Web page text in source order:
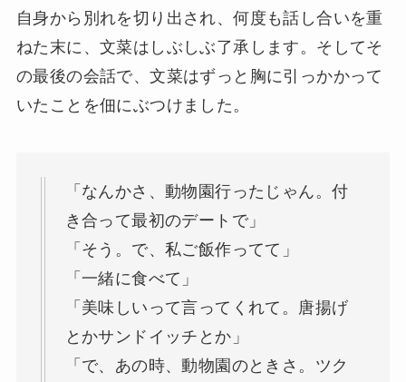
自身から別れを切り出され、何度も話し合いを重
ねた末に、文菜はしぶしぶ了承します。そしてそ
の最後の会話で、文菜はずっと胸に引っかかって
いたことを佃にぶつけました。
「なんかさ、動物園行ったじゃん。付
き合って最初のデートで」
「そう。で、私ご飯作ってて」
「一緒に食べて」
「美味しいって言ってくれて。唐揚げ
とかサンドイッチとか」
「で、あの時、動物園のときさ。ツク